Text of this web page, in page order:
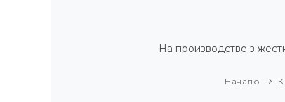
На производстве з
Начало